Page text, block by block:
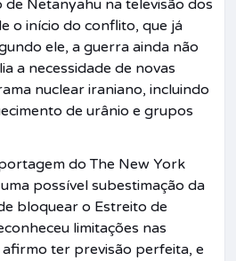
Netanyahu na televisão dos
o início do conflito, que já
ele, a guerra ainda não
a necessidade de novas
nuclear iraniano, incluindo
de urânio e grupos
do The New York
possível subestimação da
bloquear o Estreito de
limitações nas
afirmo ter previsão perfeita, e